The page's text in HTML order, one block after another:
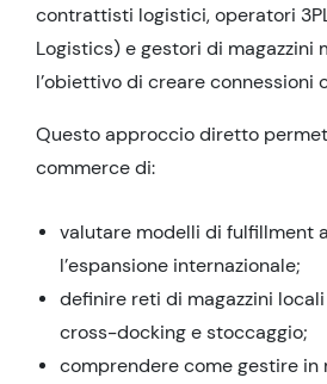
contrattisti logistici, operatori
Logistics) e gestori di
l’obiettivo di creare connessioni
Questo approccio diretto
commerce di:
valutare modelli di fulfillment
l’espansione internazionale;
definire reti di magazzini
cross-docking e stoccaggio;
comprendere come gestire in